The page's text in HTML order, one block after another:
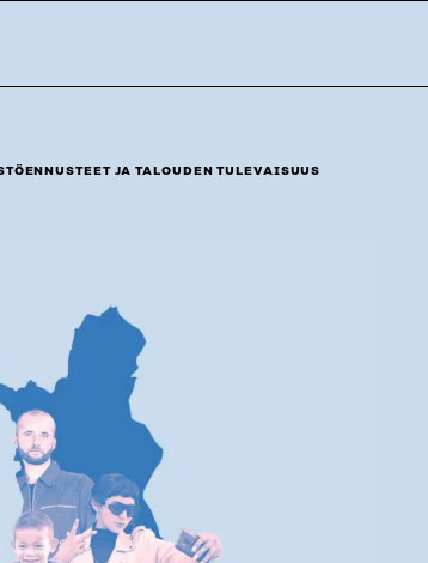
JA TALOUDEN TULEVAISUUS